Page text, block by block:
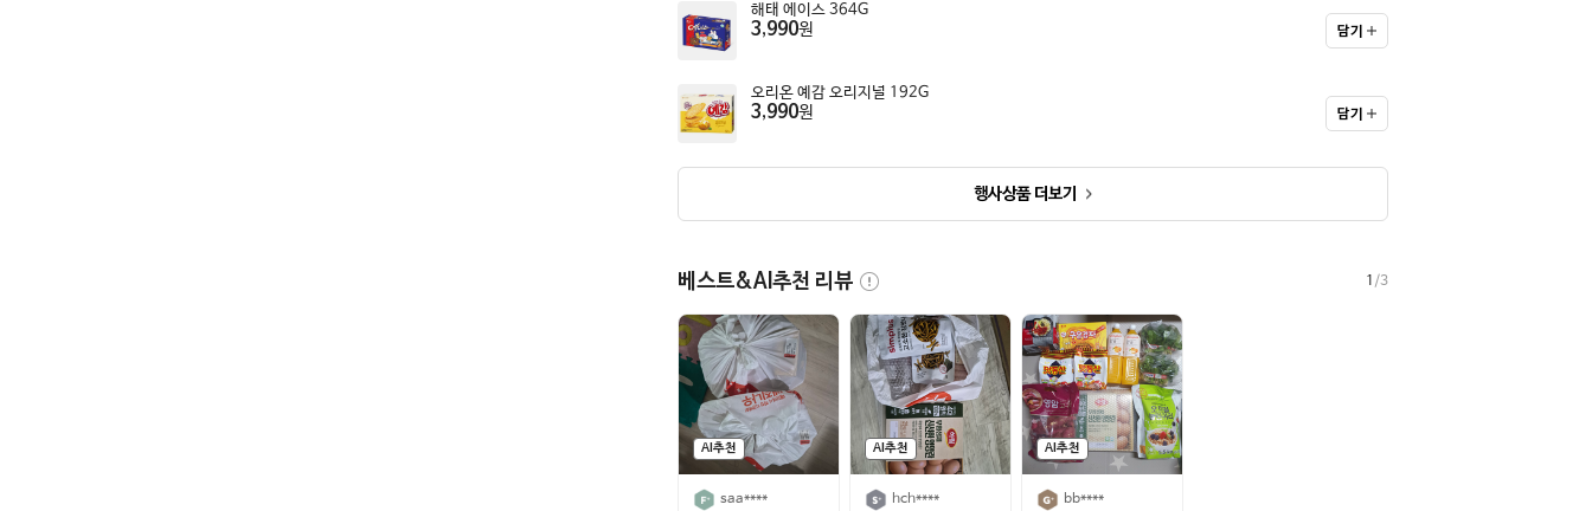
해태 에이스 364G
3,990원 담기
오리온 예감 오리지널 192G
3,990원 담기
행사상품 더보기
베스트&AI추천 리뷰 1 /3
AI추천
saa****
AI추천
hch****
AI추천
bb****